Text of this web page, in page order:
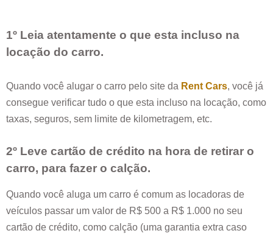
1º Leia atentamente o que esta incluso na
locação do carro.
Quando você alugar o carro pelo site da Rent Cars, você já
consegue verificar tudo o que esta incluso na locação, como
taxas, seguros, sem limite de kilometragem, etc.
2º Leve cartão de crédito na hora de retirar o
carro, para fazer o calção.
Quando você aluga um carro é comum as locadoras de
veículos passar um valor de R$ 500 a R$ 1.000 no seu
cartão de crédito, como calção (uma garantia extra caso